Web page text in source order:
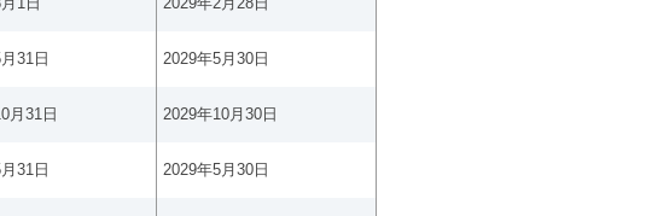
31日 2029年5月30日
月31日 2029年10月30日
31日 2029年5月30日